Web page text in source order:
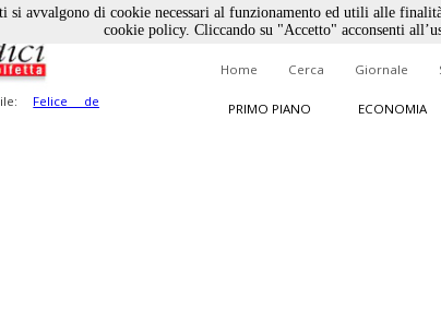
Felice de
Home Cerca Giornale
PRIMO PIANO ECONOMIA
avvalgono di cookie necessari al funzionamento ed utili alle
cookie policy. Cliccando su "Accetto" acconsenti